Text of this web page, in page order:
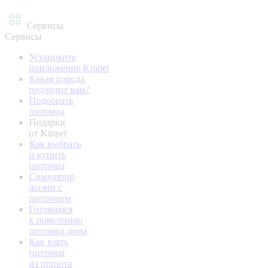
Сервисы
Сервисы
Установите
приложение Kinpet
Какая порода
подходит вам?
Подобрать
питомца
Подарки
от Kinpet
Как выбрать
и купить
питомца
Симулятор
жизни с
питомцем
Готовимся
к появлению
питомца дома
Как взять
питомца
из приюта